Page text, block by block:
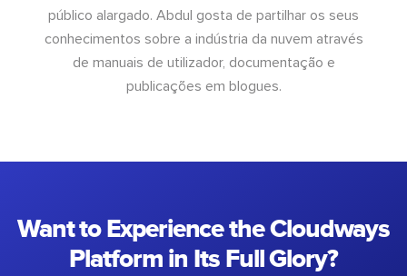
público alargado. Abdul gosta de partilhar os seus
conhecimentos sobre a indústria da nuvem através
de manuais de utilizador, documentação e
publicações em blogues.
Want to Experience the Cloudways
Platform in Its Full Glory?